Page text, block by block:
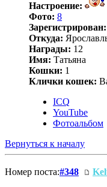
Настроение:
Фото: 8
Зарегистрирован:
Откуда:
Награды: 12
Имя: Татьяна
Кошки: 1
Клички кошек:
ICQ
YouTube
Фотоальбом
Вернуться к началу
Номер поста:#348